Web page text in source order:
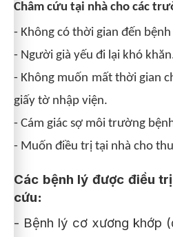
Châm cứu tại nhà cho các
- Không có thời gian đến
- Người già yếu đi lại khó
- Không muốn mất thời gian
giấy tờ nhập viện.
- Cám giác sợ môi trường
- Muốn điều trị tại nhà cho
Các bệnh lý được điều
cứu:
- Bệnh lý cơ xương khớp